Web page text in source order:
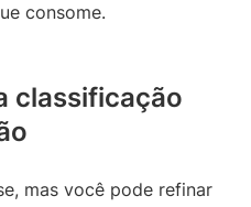
consome.
classificação
mas você pode refinar